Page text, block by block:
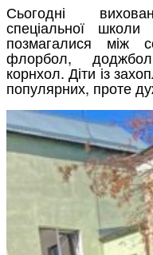
Сьогодні
спеціальної
позмагалися між
флорбол,
корнхол. Діти із
популярних, проте